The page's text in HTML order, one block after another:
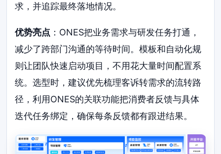
求，并追踪最终落地情况。
优势亮点 ：ONES把业务需求与研发任务打通，
减少了跨部门沟通的等待时间。模板和自动化规
则让团队快速启动项目，不用花大量时间配置系
统。选型时，建议优先梳理客诉转需求的流转路
径，利用ONES的关联功能把消费者反馈与具体
迭代任务绑定，确保每条反馈都有跟进结果。